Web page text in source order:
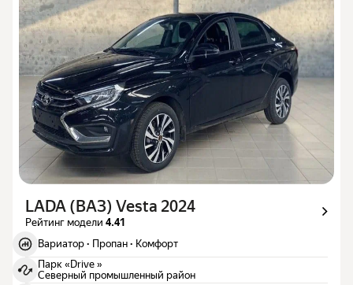
LADA (ВАЗ) Vesta 2024
Рейтинг модели 4.41
Вариатор · Пропан · Комфорт
Парк «Drive »
Северный промышленный район